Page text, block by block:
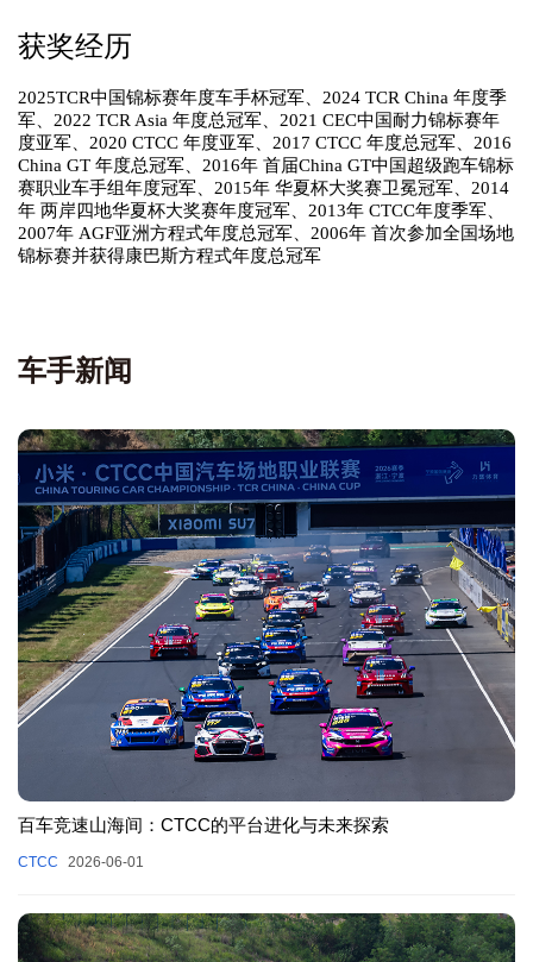
获奖经历
2025TCR中国锦标赛年度车手杯冠军、2024 TCR China 年度季
军、2022 TCR Asia 年度总冠军、2021 CEC中国耐力锦标赛年
度亚军、2020 CTCC 年度亚军、2017 CTCC 年度总冠军、2016
China GT 年度总冠军、2016年 首届China GT中国超级跑车锦标
赛职业车手组年度冠军、2015年 华夏杯大奖赛卫冕冠军、2014
年 两岸四地华夏杯大奖赛年度冠军、2013年 CTCC年度季军、
2007年 AGF亚洲方程式年度总冠军、2006年 首次参加全国场地
锦标赛并获得康巴斯方程式年度总冠军
车手新闻
百车竞速山海间：CTCC的平台进化与未来探索
CTCC 2026-06-01